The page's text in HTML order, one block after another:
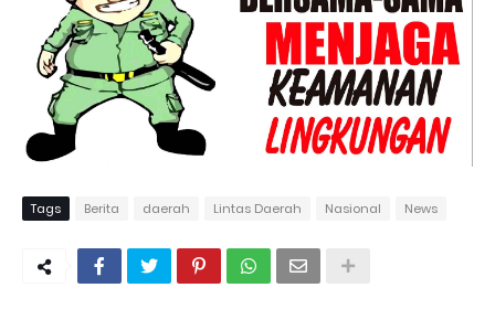
Tags Berita daerah Lintas Daerah Nasional News